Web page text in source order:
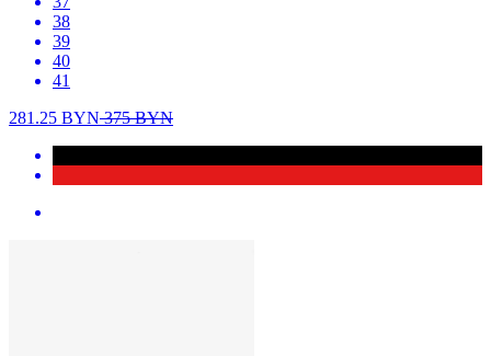
38
39
40
41
281.25 BYN375BYN